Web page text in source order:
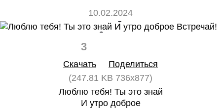
10.02.2024
3
Скачать
Поделиться
(247.81 KB 736x877)
Люблю тебя! Ты это знай
И утро доброе